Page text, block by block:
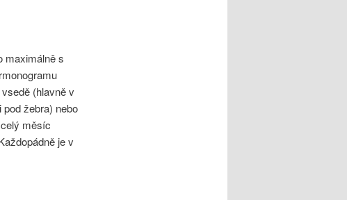
maximálně s
(hlavně v
žebra) nebo
měsíc
je v